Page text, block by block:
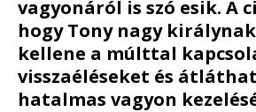
vagyonáról is szó esik. A
hogy Tony nagy
kellene a múlttal
visszaéléseket és
hatalmas vagyon